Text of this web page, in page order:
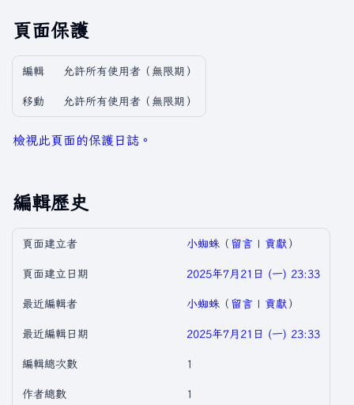
頁面保護
編輯 允許所有使用者​（無限期）
移動 允許所有使用者​（無限期）
檢視此頁面的保護日誌。
編輯歷史
頁面建立者 小蜘蛛 （ 留言 | 貢獻 ）
頁面建立日期 2025年7月21日 (一) 23:33
最近編輯者 小蜘蛛 （ 留言 | 貢獻 ）
最近編輯日期 2025年7月21日 (一) 23:33
編輯總次數 1
作者總數 1